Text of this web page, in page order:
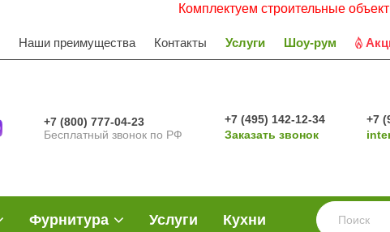
Комплектуем строительные объекты.
Наши преимущества Контакты Услуги Шоу-рум
+7 (800) 777-04-23
Бесплатный звонок по РФ
+7 (495) 142-12-34
Заказать звонок
+7
Фурнитура Услуги Кухни